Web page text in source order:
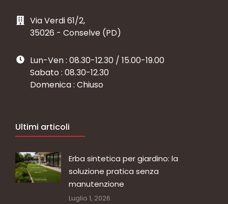
Via Verdi 61/2,
35026 - Conselve (PD)
Lun-Ven : 08.30-12.30 / 15.00-19.00
Sabato : 08.30-12.30
Domenica : Chiuso
Ultimi articoli
Erba sintetica per giardino: la
soluzione pratica senza
manutenzione
Luglio 1, 2026